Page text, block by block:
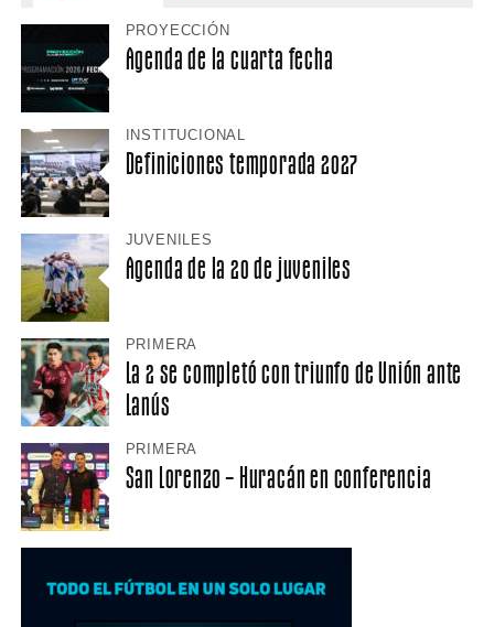
PROYECCIÓN
Agenda de la cuarta fecha
INSTITUCIONAL
Definiciones temporada 2027
JUVENILES
Agenda de la 20 de juveniles
PRIMERA
La 2 se completó con triunfo de Unión ante
Lanús
PRIMERA
San Lorenzo – Huracán en conferencia